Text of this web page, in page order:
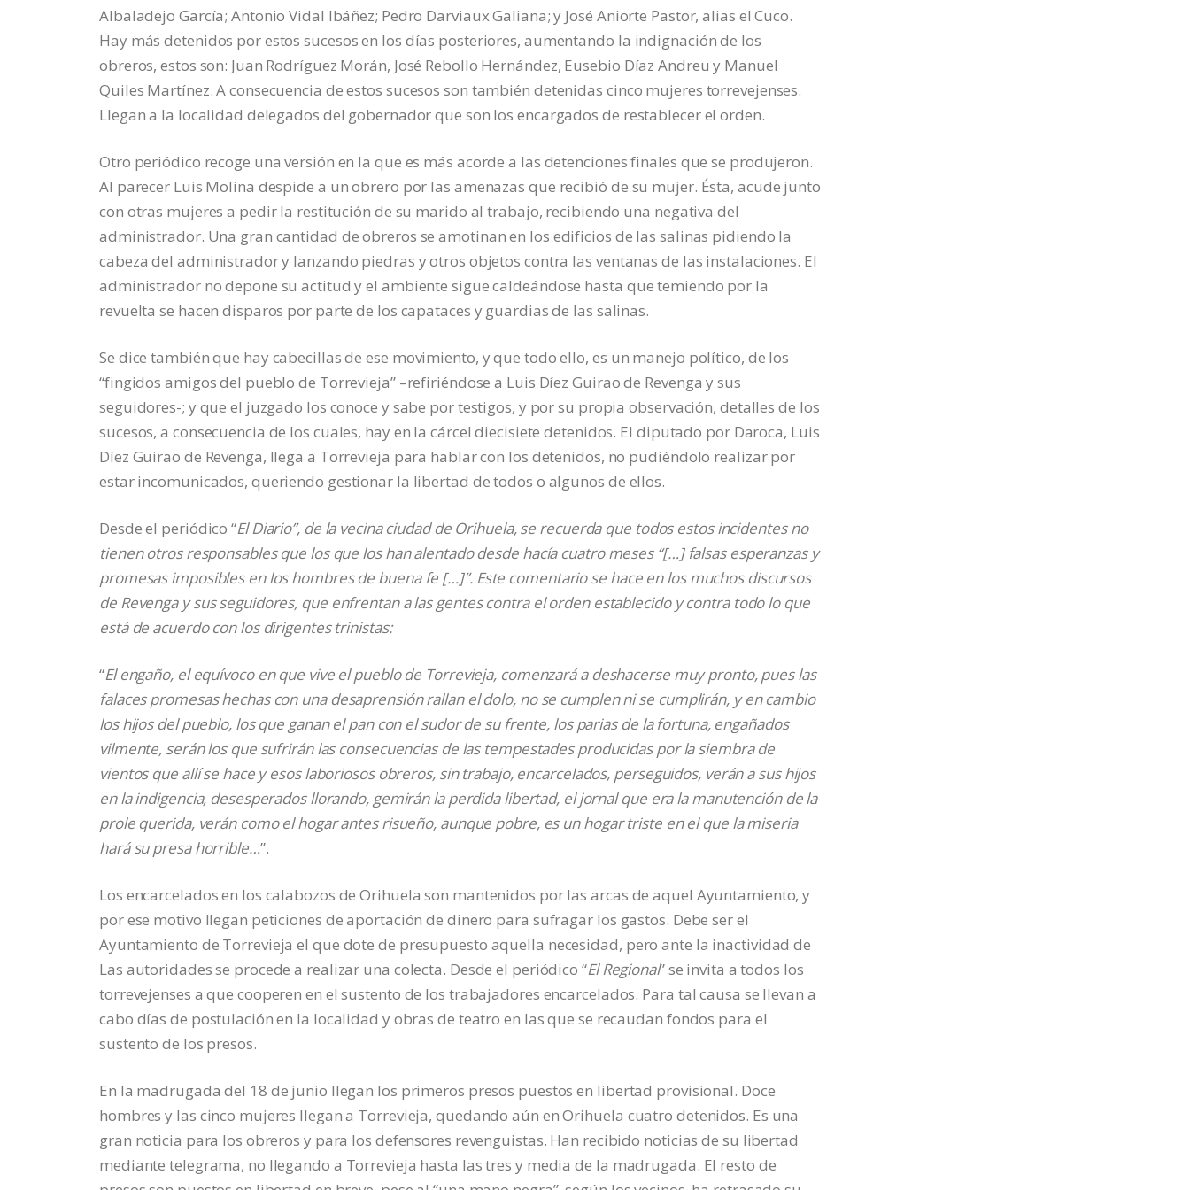
Albaladejo García; Antonio Vidal Ibáñez; Pedro Darviaux Galiana; y José Aniorte Pastor, alias el Cuco.
Hay más detenidos por estos sucesos en los días posteriores, aumentando la indignación de los
obreros, estos son: Juan Rodríguez Morán, José Rebollo Hernández, Eusebio Díaz Andreu y Manuel
Quiles Martínez. A consecuencia de estos sucesos son también detenidas cinco mujeres torrevejenses.
Llegan a la localidad delegados del gobernador que son los encargados de restablecer el orden.
Otro periódico recoge una versión en la que es más acorde a las detenciones finales que se produjeron.
Al parecer Luis Molina despide a un obrero por las amenazas que recibió de su mujer. Ésta, acude junto
con otras mujeres a pedir la restitución de su marido al trabajo, recibiendo una negativa del
administrador. Una gran cantidad de obreros se amotinan en los edificios de las salinas pidiendo la
cabeza del administrador y lanzando piedras y otros objetos contra las ventanas de las instalaciones. El
administrador no depone su actitud y el ambiente sigue caldeándose hasta que temiendo por la
revuelta se hacen disparos por parte de los capataces y guardias de las salinas.
Se dice también que hay cabecillas de ese movimiento, y que todo ello, es un manejo político, de los
“fingidos amigos del pueblo de Torrevieja” –refiriéndose a Luis Díez Guirao de Revenga y sus
seguidores-; y que el juzgado los conoce y sabe por testigos, y por su propia observación, detalles de los
sucesos, a consecuencia de los cuales, hay en la cárcel diecisiete detenidos. El diputado por Daroca, Luis
Díez Guirao de Revenga, llega a Torrevieja para hablar con los detenidos, no pudiéndolo realizar por
estar incomunicados, queriendo gestionar la libertad de todos o algunos de ellos.
Desde el periódico “El Diario”, de la vecina ciudad de Orihuela, se recuerda que todos estos incidentes no
tienen otros responsables que los que los han alentado desde hacía cuatro meses “[…] falsas esperanzas y
promesas imposibles en los hombres de buena fe […]”. Este comentario se hace en los muchos discursos
de Revenga y sus seguidores, que enfrentan a las gentes contra el orden establecido y contra todo lo que
está de acuerdo con los dirigentes trinistas:
“El engaño, el equívoco en que vive el pueblo de Torrevieja, comenzará a deshacerse muy pronto, pues las
falaces promesas hechas con una desaprensión rallan el dolo, no se cumplen ni se cumplirán, y en cambio
los hijos del pueblo, los que ganan el pan con el sudor de su frente, los parias de la fortuna, engañados
vilmente, serán los que sufrirán las consecuencias de las tempestades producidas por la siembra de
vientos que allí se hace y esos laboriosos obreros, sin trabajo, encarcelados, perseguidos, verán a sus hijos
en la indigencia, desesperados llorando, gemirán la perdida libertad, el jornal que era la manutención de la
prole querida, verán como el hogar antes risueño, aunque pobre, es un hogar triste en el que la miseria
hará su presa horrible…”.
Los encarcelados en los calabozos de Orihuela son mantenidos por las arcas de aquel Ayuntamiento, y
por ese motivo llegan peticiones de aportación de dinero para sufragar los gastos. Debe ser el
Ayuntamiento de Torrevieja el que dote de presupuesto aquella necesidad, pero ante la inactividad de
Las autoridades se procede a realizar una colecta. Desde el periódico “El Regional” se invita a todos los
torrevejenses a que cooperen en el sustento de los trabajadores encarcelados. Para tal causa se llevan a
cabo días de postulación en la localidad y obras de teatro en las que se recaudan fondos para el
sustento de los presos.
En la madrugada del 18 de junio llegan los primeros presos puestos en libertad provisional. Doce
hombres y las cinco mujeres llegan a Torrevieja, quedando aún en Orihuela cuatro detenidos. Es una
gran noticia para los obreros y para los defensores revenguistas. Han recibido noticias de su libertad
mediante telegrama, no llegando a Torrevieja hasta las tres y media de la madrugada. El resto de